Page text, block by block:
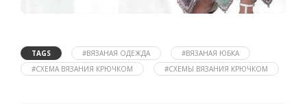
TAGS #ВЯЗАНАЯ ОДЕЖДА
#ВЯЗАНАЯ ЮБКА
#СХЕМА ВЯЗАНИЯ КРЮЧКОМ
#СХЕМЫ ВЯЗАНИЯ КРЮЧКОМ